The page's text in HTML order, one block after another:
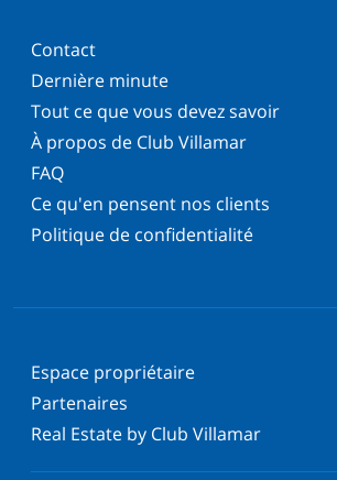
Contact
Dernière minute
Tout ce que vous devez savoir
À propos de Club Villamar
FAQ
Ce qu'en pensent nos clients
Politique de confidentialité
Espace propriétaire
Partenaires
Real Estate by Club Villamar